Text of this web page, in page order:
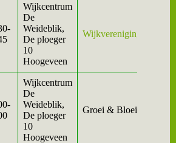
Wijkcentrum
De
Weideblik,
De ploeger
10
Hoogeveen
Wijkvereniging
Wijkcentrum
De
Weideblik,
De ploeger
10
Hoogeveen
Groei & Bloei